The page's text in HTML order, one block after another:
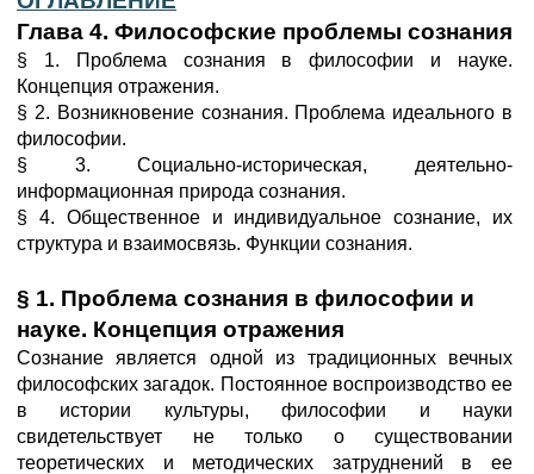
Глава 4. Философские проблемы сознания
§ 1. Проблема сознания в философии и науке.
Концепция отражения.
§ 2. Возникновение сознания. Проблема идеального в
философии.
§ 3. Социально-историческая, деятельно-
информационная природа сознания.
§ 4. Общественное и индивидуальное сознание, их
структура и взаимосвязь. Функции сознания.
§ 1. Проблема сознания в философии и
науке. Концепция отражения
Сознание является одной из традиционных вечных
философских загадок. Постоянное воспроизводство ее
в истории культуры, философии и науки
свидетельствует не только о существовании
теоретических и методических затруднений в ее